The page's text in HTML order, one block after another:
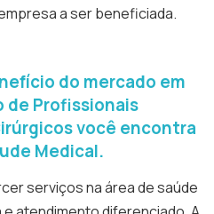
a ser beneficiada.
do mercado em
de Profissionais
você encontra
Medical.
serviços na área de saúde